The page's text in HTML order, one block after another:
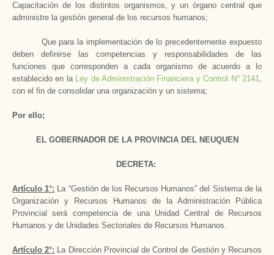
Capacitación de los distintos organismos, y un órgano central que
administre la gestión general de los recursos humanos;
Que para la implementación de lo precedentemente expuesto
deben definirse las competencias y responsabilidades de las
funciones que corresponden a cada organismo de acuerdo a lo
establecido en la Ley de Administración Financiera y Control N° 2141,
con el fin de consolidar una organización y un sistema;
Por ello;
EL GOBERNADOR DE LA PROVINCIA DELNEUQUEN
DECRETA:
Artículo 1°: La “Gestión de los Recursos Humanos” del Sistema de la
Organización y Recursos Humanos de
la Administración Pública
Provincial será competencia de una Unidad Central de Recursos
Humanos y de Unidades Sectoriales de Recursos Humanos.
Artículo 2°: La Dirección Provincial de Control de Gestión y Recursos